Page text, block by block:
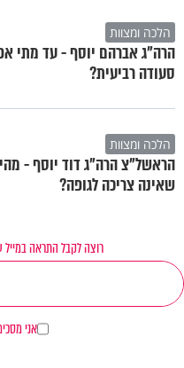
הלכה ומצוות
הרה"ג אברהם יוסף - עד מתי
סעודה רביעית?
הלכה ומצוות
הראשל"צ הרה"ג דוד יוסף -
שאינה צריכה לגופה?
רוצה לקבל התראה במייל
אני